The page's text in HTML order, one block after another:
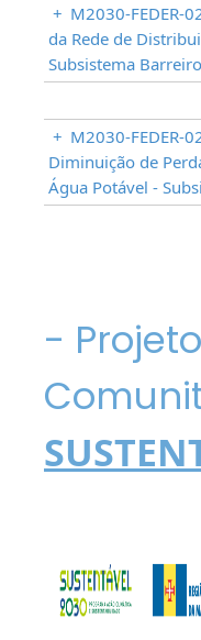
+ M2030-FEDER-
da Rede de
Subsistema
+ M2030-FEDER-
Diminuição de
Água Potável -
-